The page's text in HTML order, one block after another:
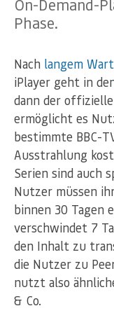
On-Demand-
Phase.
Nach langem
iPlayer geht in
dann der
ermöglicht es
bestimmte BBC-
Ausstrahlung
Serien sind auch
Nutzer müssen
binnen 30 Tagen
verschwindet 7
den Inhalt zu
die Nutzer zu
nutzt also
& Co.